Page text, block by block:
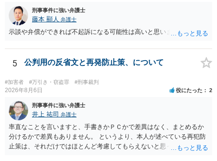
われます。 上記、一つの意見として参考ください。
刑事事件に強い弁護士
藤本 顯人 弁護士
示談や弁償ができれば不起訴になる可能性は高いと思います。
5 公判用の反省文と再発防止策、について
#加害者 #万引き・窃盗罪 #刑事裁判
2026年8月6日 役にたった 2
刑事事件に強い弁護士
井上 祐司 弁護士
率直なことを言いますと、手書きかＰＣかで差異はなく、まとめるか
分けるかで差異もありません。 というより、本人が述べている再犯防
止策は、それだけではほとんど考慮してもらえないと思った方が良い